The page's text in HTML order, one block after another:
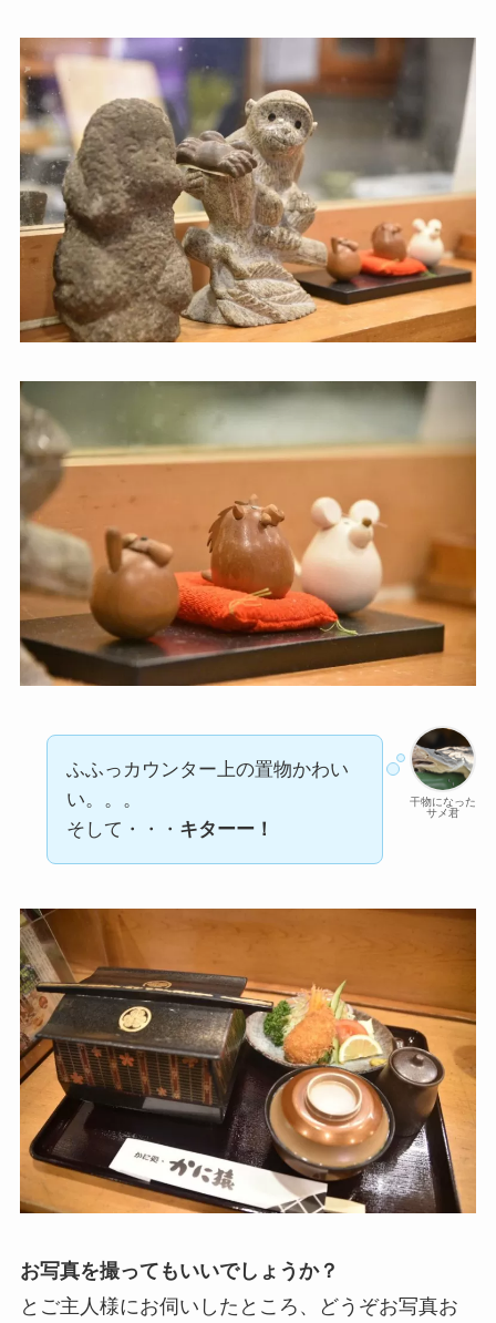
干物になった
サメ君
ふふっカウンター上の置物かわい
い。。。
そして・・・ キターー！
お写真を撮ってもいいでしょうか？
とご主人様にお伺いしたところ、どうぞお写真お